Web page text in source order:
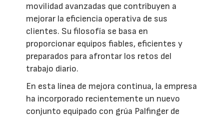
movilidad avanzadas que contribuyen a
mejorar la eficiencia operativa de sus
clientes. Su filosofía se basa en
proporcionar equipos fiables, eficientes y
preparados para afrontar los retos del
trabajo diario.
En esta línea de mejora continua, la empresa
ha incorporado recientemente un nuevo
conjunto equipado con grúa Palfinger de